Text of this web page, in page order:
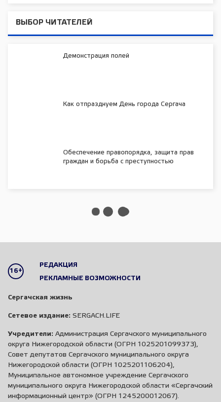
ВЫБОР ЧИТАТЕЛЕЙ
Демонстрация полей
Как отпразднуем День города Сергача
Обеспечение правопорядка, защита прав
граждан и борьба с преступностью
16+
РЕДАКЦИЯ
РЕКЛАМНЫЕ ВОЗМОЖНОСТИ
Сергачская жизнь
Сетевое издание: SERGACH.LIFE
Учредители: Администрация Сергачского муниципального
округа Нижегородской области (ОГРН 1025201099373),
Совет депутатов Сергачского муниципального округа
Нижегородской области (ОГРН 1025201106204),
Муниципальное автономное учреждение Сергачского
муниципального округа Нижегородской области «Сергачский
информационный центр» (ОГРН 1245200012067).